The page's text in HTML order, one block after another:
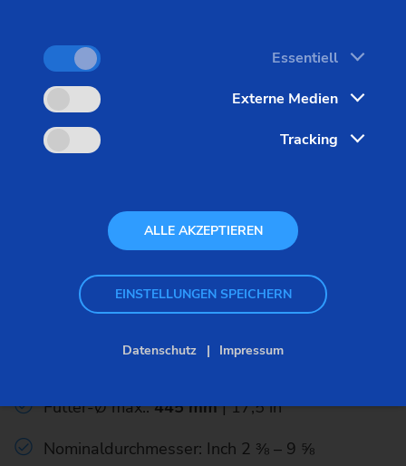
Muffenbearbeitungsmaschinen
Futter-Ø max.:445 mm| 17,5 in
Nominaldurchmesser: Inch 2 ⅜ – 9 ⅝
Essentiell
Externe Medien
Tracking
ALLE AKZEPTIEREN
EINSTELLUNGEN SPEICHERN
Datenschutz Impressum